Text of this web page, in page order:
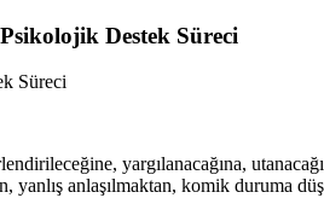
Destek Süreci
Süreci
yargılanacağına,
yanlış anlaşılmaktan, komik duruma